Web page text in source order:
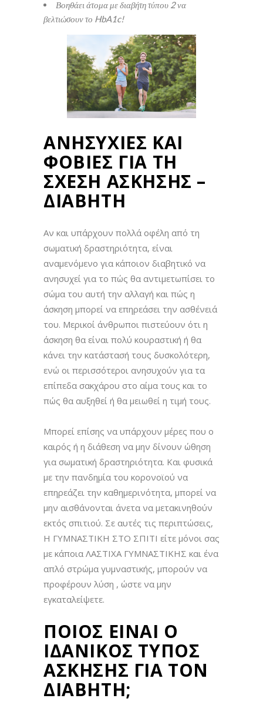
Βοηθάει άτομα με διαβήτη τύπου 2 να
βελτιώσουν το HbA1c!
ΑΝΗΣΥΧΙΕΣ ΚΑΙ
ΦΟΒΙΕΣ ΓΙΑ ΤΗ
ΣΧΕΣΗ ΑΣΚΗΣΗΣ –
ΔΙΑΒΗΤΗ
Αν και υπάρχουν πολλά οφέλη από τη
σωματική δραστηριότητα, είναι
αναμενόμενο για κάποιον διαβητικό να
ανησυχεί για το πώς θα αντιμετωπίσει το
σώμα του αυτή την αλλαγή και πώς η
άσκηση μπορεί να επηρεάσει την ασθένειά
του. Μερικοί άνθρωποι πιστεύουν ότι η
άσκηση θα είναι πολύ κουραστική ή θα
κάνει την κατάστασή τους δυσκολότερη,
ενώ οι περισσότεροι ανησυχούν για τα
επίπεδα σακχάρου στο αίμα τους και το
πώς θα αυξηθεί ή θα μειωθεί η τιμή τους.
Μπορεί επίσης να υπάρχουν μέρες που ο
καιρός ή η διάθεση να μην δίνουν ώθηση
για σωματική δραστηριότητα. Και φυσικά
με την πανδημία του κορονοϊού να
επηρεάζει την καθημερινότητα, μπορεί να
μην αισθάνονται άνετα να μετακινηθούν
εκτός σπιτιού. Σε αυτές τις περιπτώσεις,
Η ΓΥΜΝΑΣΤΙΚΗ ΣΤΟ ΣΠΙΤΙ είτε μόνοι σας
με κάποια ΛΑΣΤΙΧΑ ΓΥΜΝΑΣΤΙΚΗΣ και ένα
απλό στρώμα γυμναστικής, μπορούν να
προφέρουν λύση , ώστε να μην
εγκαταλείψετε.
ΠΟΙΟΣ ΕΙΝΑΙ Ο
ΙΔΑΝΙΚΟΣ ΤΥΠΟΣ
ΑΣΚΗΣΗΣ ΓΙΑ ΤΟΝ
ΔΙΑΒΗΤΗ;